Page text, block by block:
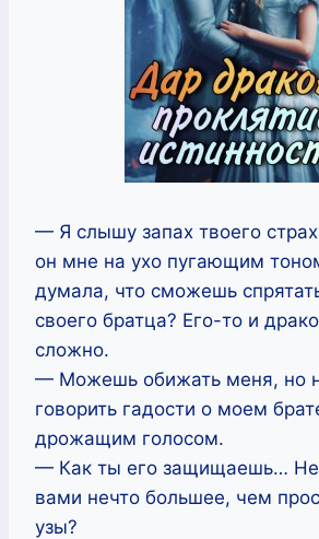
— Я слышу запах твоего
он мне на ухо пугающим
думала, что сможешь
своего братца? Его-то и
сложно.
— Можешь обижать меня, но
говорить гадости о моем
дрожащим голосом.
— Как ты его защищаешь…
вами нечто большее, чем
узы?